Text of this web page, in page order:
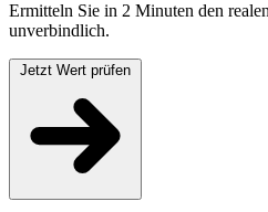
Ermitteln Sie in 2 Minuten den
unverbindlich.